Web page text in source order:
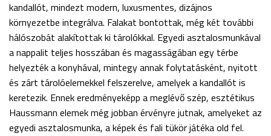
kandallót, mindezt modern, luxusmentes, dizájnos
környezetbe integrálva. Falakat bontottak, még két további
hálószobát alakítottak ki tárolókkal. Egyedi asztalosmunkával
a nappalit teljes hosszában és magasságában egy térbe
helyezték a konyhával, mintegy annak folytatásként, nyitott
és zárt tárolóelemekkel felszerelve, amelyek a kandallót is
keretezik. Ennek eredményeképp a meglévő szép, esztétikus
Haussmann elemek még jobban érvényre jutnak, amelyeket az
egyedi asztalosmunka, a képek és fali tükör játéka old fel.